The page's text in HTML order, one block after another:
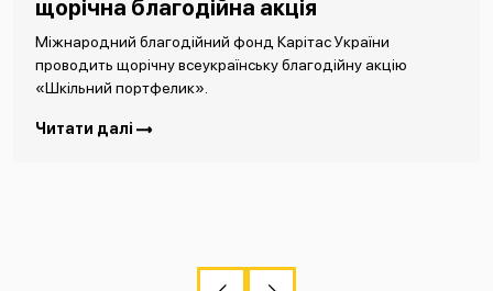
щорічна благодійна акція
Міжнародний благодійний фонд Карітас України
проводить щорічну всеукраїнську благодійну акцію
«Шкільний портфелик».
Читати далі